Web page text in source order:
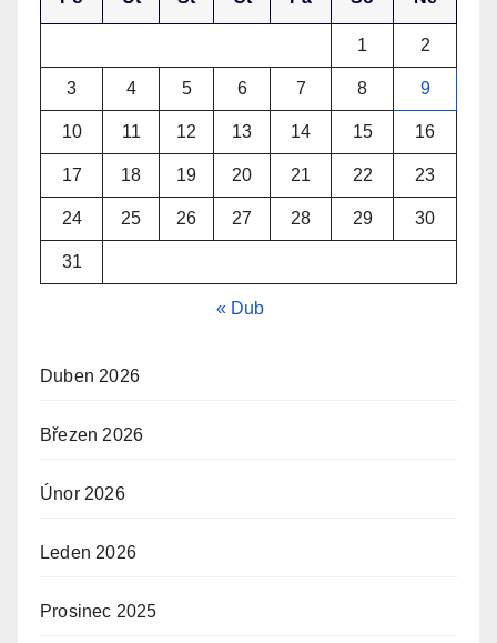
1 2
3 4 5 6 7 8 9
10 11 12 13 14 15 16
17 18 19 20 21 22 23
24 25 26 27 28 29 30
31
« Dub
Duben 2026
Březen 2026
Únor 2026
Leden 2026
Prosinec 2025